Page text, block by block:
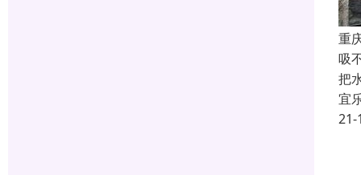
重
吸
把
宜
21-